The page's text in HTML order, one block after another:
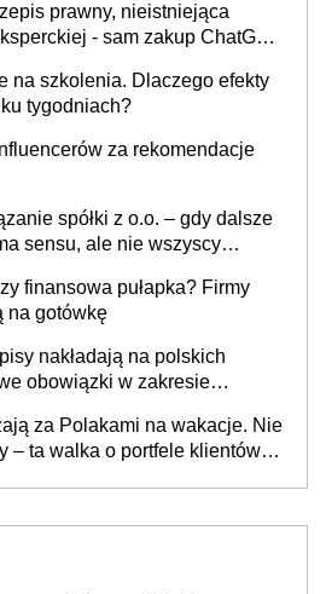
prawny, nieistniejąca
- sam zakup ChatGPT
na szkolenia. Dlaczego efekty
tygodniach?
za rekomendacje
spółki z o.o. – gdy dalsze
sensu, ale nie wszyscy
finansowa pułapka? Firmy
na gotówkę
nakładają na polskich
obowiązki w zakresie
za Polakami na wakacje. Nie
– ta walka o portfele klientów